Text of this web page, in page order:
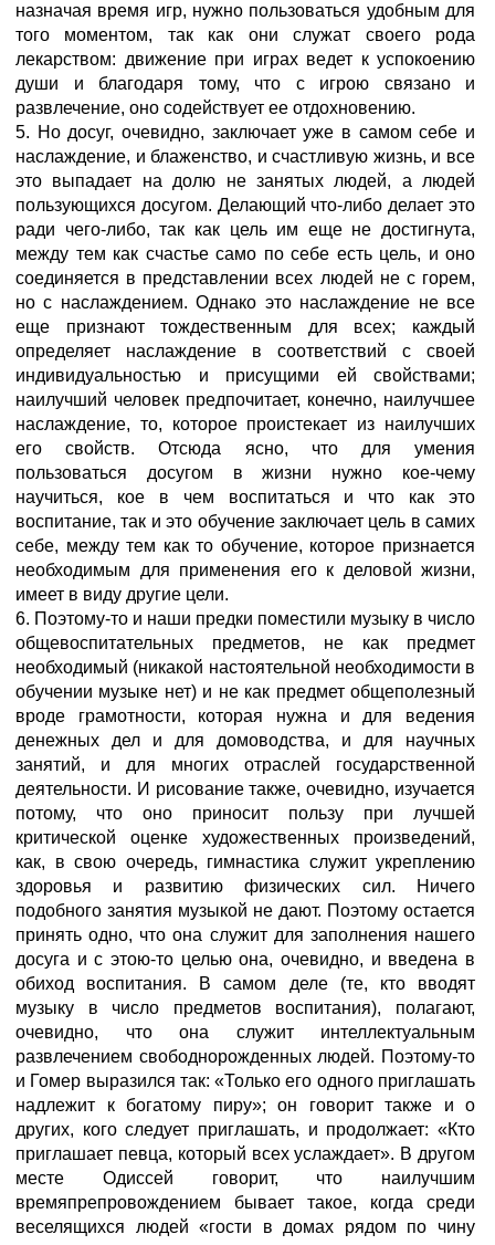
назначая время игр, нужно пользоваться удобным для
того моментом, так как они служат своего рода
лекарством: движение при играх ведет к успокоению
души и благодаря тому, что с игрою связано и
развлечение, оно содействует ее отдохновению.
5. Но досуг, очевидно, заключает уже в самом себе и
наслаждение, и блаженство, и счастливую жизнь, и все
это выпадает на долю не занятых людей, а людей
пользующихся досугом. Делающий что-либо делает это
ради чего-либо, так как цель им еще не достигнута,
между тем как счастье само по себе есть цель, и оно
соединяется в представлении всех людей не с горем,
но с наслаждением. Однако это наслаждение не все
еще признают тождественным для всех; каждый
определяет наслаждение в соответствий с своей
индивидуальностью и присущими ей свойствами;
наилучший человек предпочитает, конечно, наилучшее
наслаждение, то, которое проистекает из наилучших
его свойств. Отсюда ясно, что для умения
пользоваться досугом в жизни нужно кое-чему
научиться, кое в чем воспитаться и что как это
воспитание, так и это обучение заключает цель в самих
себе, между тем как то обучение, которое признается
необходимым для применения его к деловой жизни,
имеет в виду другие цели.
6. Поэтому-то и наши предки поместили музыку в число
общевоспитательных предметов, не как предмет
необходимый (никакой настоятельной необходимости в
обучении музыке нет) и не как предмет общеполезный
вроде грамотности, которая нужна и для ведения
денежных дел и для домоводства, и для научных
занятий, и для многих отраслей государственной
деятельности. И рисование также, очевидно, изучается
потому, что оно приносит пользу при лучшей
критической оценке художественных произведений,
как, в свою очередь, гимнастика служит укреплению
здоровья и развитию физических сил. Ничего
подобного занятия музыкой не дают. Поэтому остается
принять одно, что она служит для заполнения нашего
досуга и с этою-то целью она, очевидно, и введена в
обиход воспитания. В самом деле (те, кто вводят
музыку в число предметов воспитания), полагают,
очевидно, что она служит интеллектуальным
развлечением свободнорожденных людей. Поэтому-то
и Гомер выразился так: «Только его одного приглашать
надлежит к богатому пиру»; он говорит также и о
других, кого следует приглашать, и продолжает: «Кто
приглашает певца, который всех услаждает». В другом
месте Одиссей говорит, что наилучшим
времяпрепровождением бывает такое, когда среди
веселящихся людей «гости в домах рядом по чину